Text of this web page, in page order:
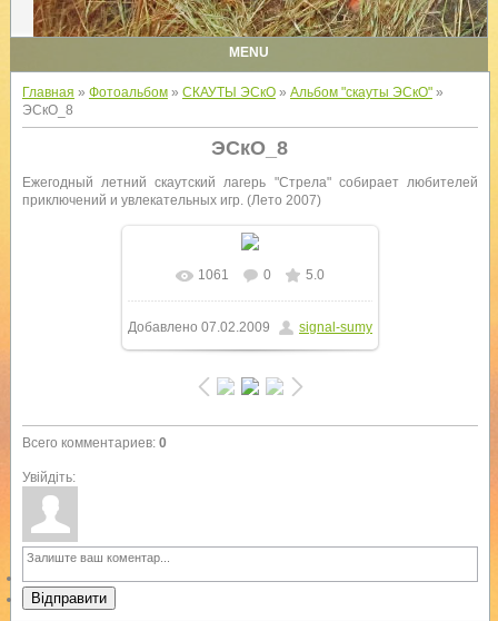
MENU
Главная » Фотоальбом» СКАУТЫ ЭСкО» Альбом "скауты ЭСкО"»
ЭСкО_8
ЭСкО_8
Ежегодный летний скаутский лагерь "Стрела" собирает любителей
приключений и увлекательных игр. (Лето 2007)
1061 0 5.0
Добавлено 07.02.2009 signal-sumy
Всего комментариев: 0
Увійдіть:
Відправити